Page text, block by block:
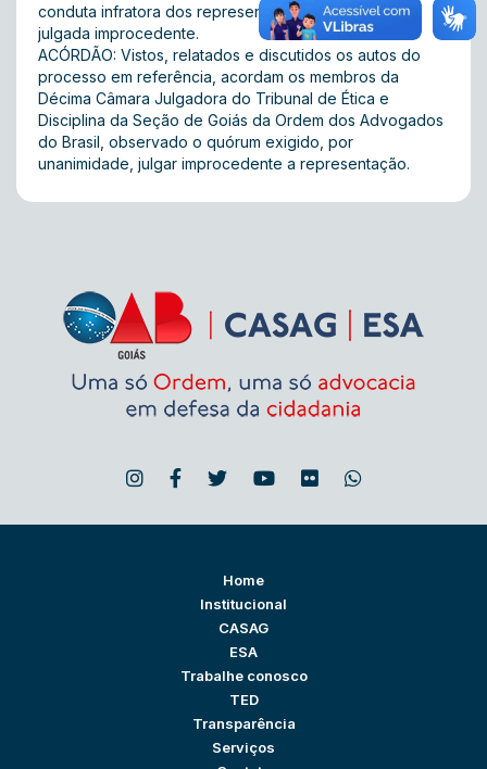
conduta infratora dos representados. Representação
julgada improcedente.
ACÓRDÃO: Vistos, relatados e discutidos os autos do
processo em referência, acordam os membros da
Décima Câmara Julgadora do Tribunal de Ética e
Disciplina da Seção de Goiás da Ordem dos Advogados
do Brasil, observado o quórum exigido, por
unanimidade, julgar improcedente a representação.
Home
Institucional
CASAG
ESA
Trabalhe conosco
TED
Transparência
Serviços